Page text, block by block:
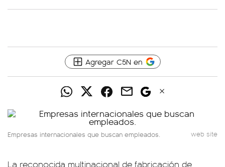
Agregar C5N en
Empresas internacionales que buscan empleados. web site
La reconocida multinacional de fabricación de